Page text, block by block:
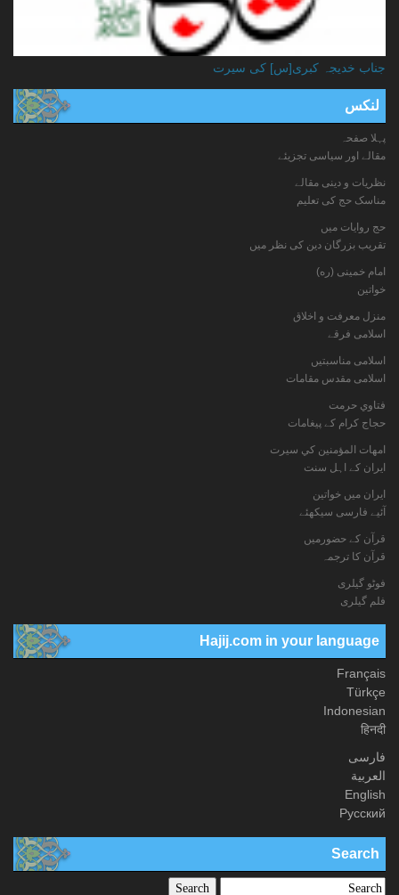
جناب خدیجہ کبری[س] کی سیرت
لنکس
پہلا صفحہ
مقالے اور سیاسی تجزیئے
نظریات و دینی مقالے
مناسک حج کی تعلیم
حج روایات میں
تقریب بزرگان دین کی نظر میں
امام خمینی (ره)
خواتين
منزل معرفت و اخلاق
اسلامی فرقے
اسلامی مناسبتیں
اسلامی مقدس مقامات
فتاوي حرمت
حجاج کرام کے پیغامات
امهات المؤمنين كي سيرت
ایران کے اہل سنت
ایران میں خواتین
آئیے فارسی سیکھئے
قرآن کے حضورمیں
قرآن کا ترجمہ
فوٹو گيلری
فلم گیلری
Hajij.com in your language
Français
Türkçe
Indonesian
हिनदी
فارسی
العربیة
English
Русский
Search